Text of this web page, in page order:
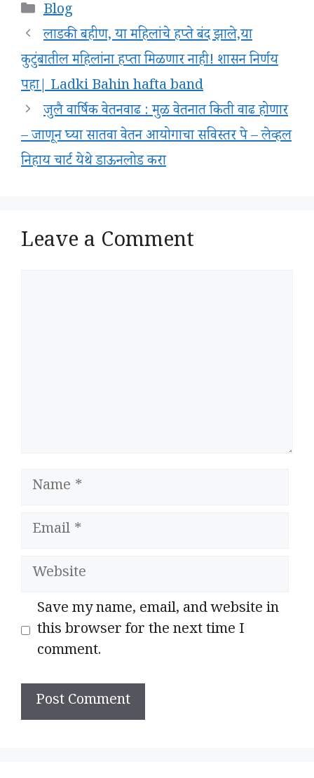
Categories
Blog
लाडकी बहीण, या महिलांचे हप्ते बंद झाले,या
कुटुंबातील महिलांना हप्ता मिळणार नाही! शासन निर्णय
पहा| Ladki Bahin hafta band
जुलै वार्षिक वेतनवाढ : मुळ वेतनात किती वाढ होणार
– जाणून घ्या सातवा वेतन आयोगाचा सविस्तर पे – लेव्हल
निहाय चार्ट येथे डाऊनलोड करा
Leave a Comment
Name
Email
Website
Save my name, email, and website in
this browser for the next time I
comment.